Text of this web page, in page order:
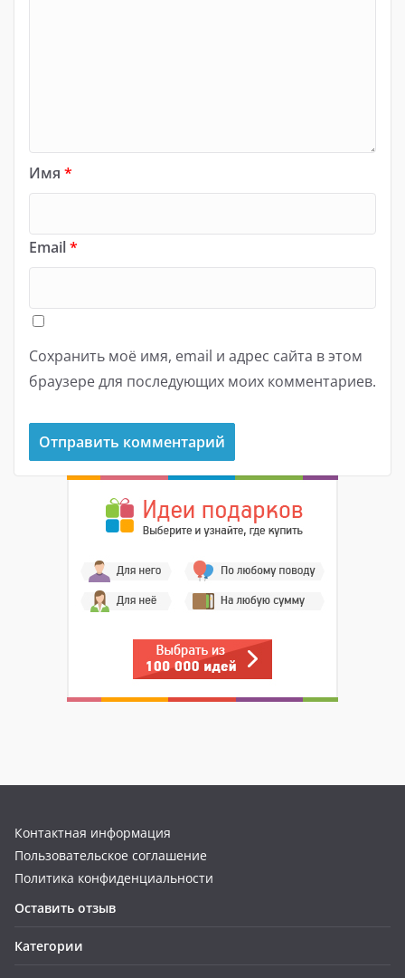
Имя *
Email*
Сохранить моё имя, email и адрес сайта в этом
браузере для последующих моих комментариев.
Контактная информация
Пользовательское соглашение
Политика конфиденциальности
Оставить отзыв
Категории